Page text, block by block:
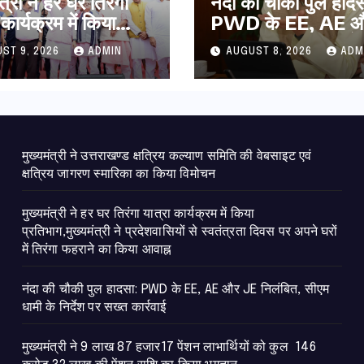
में किया
ने
से स्वतंत्रता
अपने घरों में तिरंगा
9, 2026 ADMIN
PWD के EE, AE
निलंबित, सीएम धामी के
पर सख्त कार्रवाई
AUGUST 8, 2026
मुख्यमंत्री ने उत्तराखण्ड क्षत्रिय कल्याण समिति की वेबसाइट एवं
क्षत्रिय जागरण स्मारिका का किया विमोचन
मुख्यमंत्री ने हर घर तिरंगा यात्रा कार्यक्रम में किया
प्रतिभाग,मुख्यमंत्री ने प्रदेशवासियों से स्वतंत्रता दिवस पर अपने घरों
में तिरंगा फहराने का किया आवाह्न
नंदा की चौकी पुल हादसा: PWD के EE, AE और JE निलंबित, सीएम
धामी के निर्देश पर सख्त कार्रवाई
मुख्यमंत्री ने 9 लाख 87 हजार17 पेंशन लाभार्थियों को कुल 146